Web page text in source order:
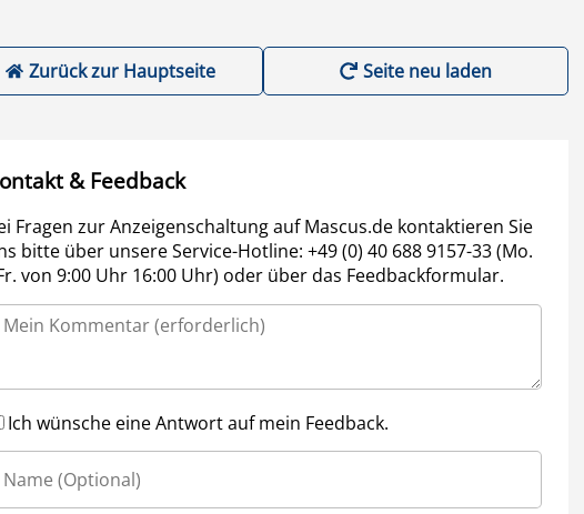
Zurück zur Hauptseite Seite neu laden
& Feedback
Fragen zur Anzeigenschaltung auf Mascus.de kontaktieren Sie
bitte über unsere Service-Hotline: +49 (0) 40 688 9157-33 (Mo.
von 9:00 Uhr 16:00 Uhr) oder über das Feedbackformular.
Ich wünsche eine Antwort auf mein Feedback.